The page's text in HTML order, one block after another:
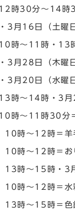
時30分～14時
3月16日（土
時～11時・13
3月28日（木曜
3月20日（水
時～14時・3
時～11時30分
10時～12時＝羊
10時～12時＝お
13時～15時・3
10時～12時＝水
13時～15時＝色